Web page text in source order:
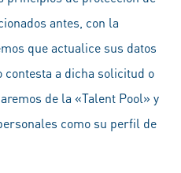
antes, con la
que actualice sus datos
a dicha solicitud o
de la «Talent Pool» y
como su perfil de